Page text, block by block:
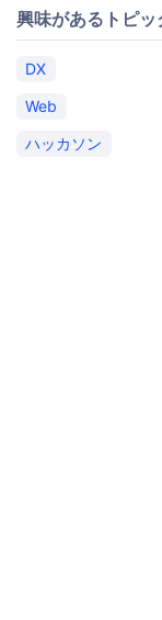
興味があるトピッ
DX
Web
ハッカソン